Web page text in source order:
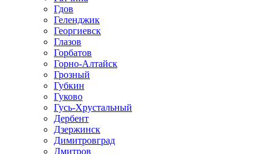
Гдов
Геленджик
Георгиевск
Глазов
Горбатов
Горно-Алтайск
Грозный
Губкин
Гуково
Гусь-Хрустальный
Дербент
Дзержинск
Димитровград
Дмитров